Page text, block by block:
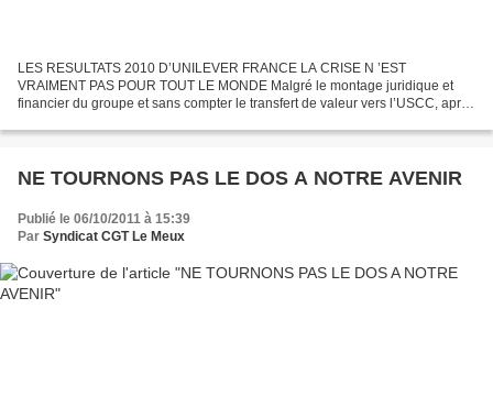
LES RESULTATS 2010 D’UNILEVER FRANCE LA CRISE N ’EST
VRAIMENT PAS POUR TOUT LE MONDE Malgré le montage juridique et
financier du groupe et sans compter le transfert de valeur vers l’USCC, après
NE TOURNONS PAS LE DOS A NOTRE AVENIR
Publié le 06/10/2011 à 15:39
Par Syndicat CGT Le Meux